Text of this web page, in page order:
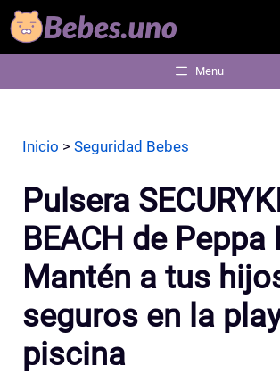
Saltar
al
Menu
Inicio > Seguridad Bebes
Pulsera
BEACH de Peppa
Mantén a tus
seguros en la
piscina